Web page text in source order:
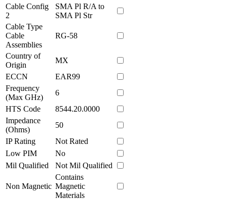
Cable Config
2
SMA Pl R/A to
SMA Pl Str
Cable Type
Cable
Assemblies
RG-58
Country of
Origin
MX
ECCN
EAR99
Frequency
(Max GHz)
6
HTS Code
8544.20.0000
Impedance
(Ohms)
50
IP Rating
Not Rated
Low PIM
No
Mil Qualified
Not Mil Qualified
Non Magnetic
Contains
Magnetic
Materials